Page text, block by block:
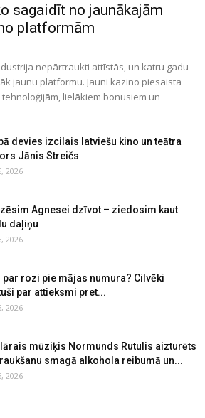
sagaidīt no jaunākajām
platformām
nepārtraukti attīstās, un katru gadu
jaunu platformu. Jauni kazino piesaista
lielākiem bonusiem un
devies izcilais latviešu kino un teātra
Jānis Streičs
2026
Agnesei dzīvot – ziedosim kaut
daļiņu
2026
par rozi pie mājas numura? Cilvēki
par attieksmi pret...
2026
mūziķis Normunds Rutulis aizturēts
smagā alkohola reibumā un...
2026